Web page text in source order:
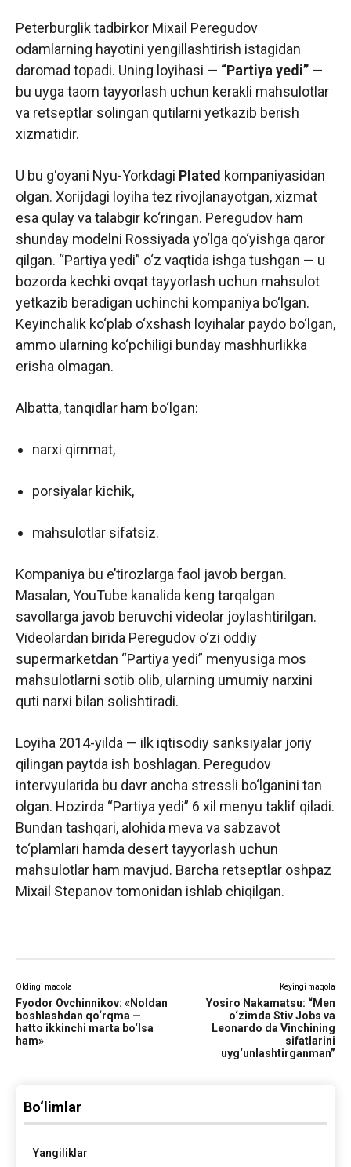
Peterburglik tadbirkor Mixail Peregudov
odamlarning hayotini yengillashtirish istagidan
daromad topadi. Uning loyihasi — “Partiya yedi” —
bu uyga taom tayyorlash uchun kerakli mahsulotlar
va retseptlar solingan qutilarni yetkazib berish
xizmatidir.
U bu g‘oyani Nyu-Yorkdagi Plated kompaniyasidan
olgan. Xorijdagi loyiha tez rivojlanayotgan, xizmat
esa qulay va talabgir ko‘ringan. Peregudov ham
shunday modelni Rossiyada yo‘lga qo‘yishga qaror
qilgan. “Partiya yedi” o‘z vaqtida ishga tushgan — u
bozorda kechki ovqat tayyorlash uchun mahsulot
yetkazib beradigan uchinchi kompaniya bo‘lgan.
Keyinchalik ko‘plab o‘xshash loyihalar paydo bo‘lgan,
ammo ularning ko‘pchiligi bunday mashhurlikka
erisha olmagan.
Albatta, tanqidlar ham bo‘lgan:
narxi qimmat,
porsiyalar kichik,
mahsulotlar sifatsiz.
Kompaniya bu e’tirozlarga faol javob bergan.
Masalan, YouTube kanalida keng tarqalgan
savollarga javob beruvchi videolar joylashtirilgan.
Videolardan birida Peregudov o‘zi oddiy
supermarketdan “Partiya yedi” menyusiga mos
mahsulotlarni sotib olib, ularning umumiy narxini
quti narxi bilan solishtiradi.
Loyiha 2014-yilda — ilk iqtisodiy sanksiyalar joriy
qilingan paytda ish boshlagan. Peregudov
intervyularida bu davr ancha stressli bo‘lganini tan
olgan. Hozirda “Partiya yedi” 6 xil menyu taklif qiladi.
Bundan tashqari, alohida meva va sabzavot
to‘plamlari hamda desert tayyorlash uchun
mahsulotlar ham mavjud. Barcha retseptlar oshpaz
Mixail Stepanov tomonidan ishlab chiqilgan.
Oldingi maqola
Fyodor Ovchinnikov: «Noldan
boshlashdan qo‘rqma —
hatto ikkinchi marta bo‘lsa
ham»
Keyingi maqola
Yosiro Nakamatsu: “Men
o‘zimda Stiv Jobs va
Leonardo da Vinchining
sifatlarini
uyg‘unlashtirganman”
Bo‘limlar
Yangiliklar